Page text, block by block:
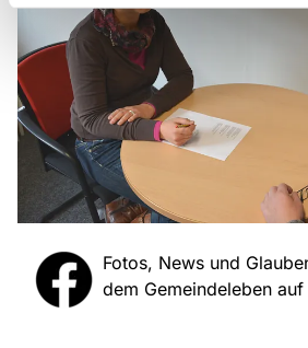
Fotos, News und
dem Gemeindeleben